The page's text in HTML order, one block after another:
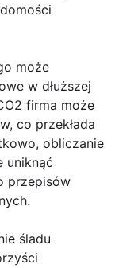
może
w dłuższej
firma może
co przekłada
obliczanie
uniknąć
przepisów
śladu